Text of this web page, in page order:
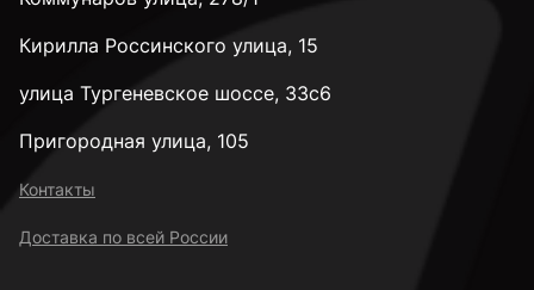
Кирилла Россинского улица, 15
улица Тургеневское шоссе, 33с6
Пригородная улица, 105
Контакты
Доставка по всей России